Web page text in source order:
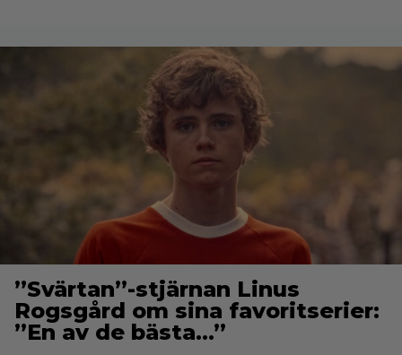
”Svärtan”-stjärnan Linus
Rogsgård om sina favoritserier:
”En av de bästa…”